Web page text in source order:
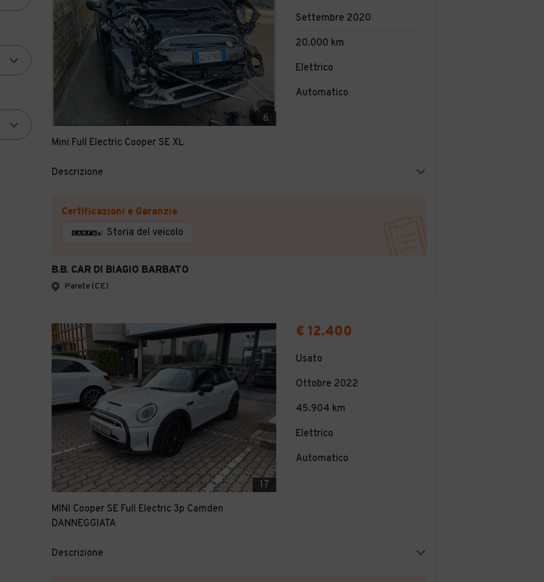
6
Mini Full Electric Cooper SE XL
Settembre 2020
20.000 km
Elettrico
Automatico
Descrizione
Certificazioni e Garanzie
Storia del veicolo
B.B. CAR DI BIAGIO BARBATO
Parete (CE)
17
MINI Cooper SE Full Electric 3p Camden
DANNEGGIATA
€ 12.400
Usato
Ottobre 2022
45.904 km
Elettrico
Automatico
Descrizione